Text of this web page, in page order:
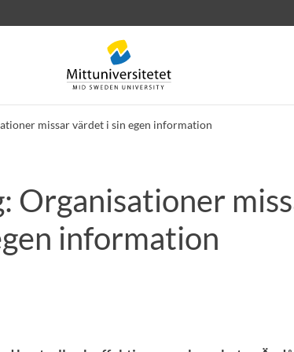
missar värdet i sin egen information
Lediga jobb
Organisationer
information